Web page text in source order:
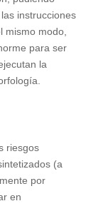
instrucciones
mismo modo,
para ser
la
riesgos
(a
por
en